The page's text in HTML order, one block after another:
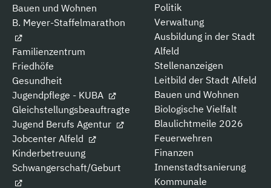
Bauen und Wohnen
B. Meyer-Staffelmarathon
Familienzentrum
Friedhöfe
Gesundheit
Jugendpflege - KUBA
Gleichstellungsbeauftragte
Jugend Berufs Agentur
Jobcenter Alfeld
Kinderbetreuung
Schwangerschaft/Geburt
Politik
Verwaltung
Ausbildung in der Stadt
Alfeld
Stellenanzeigen
Leitbild der Stadt Alfeld
Bauen und Wohnen
Biologische Vielfalt
Blaulichtmeile 2026
Feuerwehren
Finanzen
Innenstadtsanierung
Kommunale